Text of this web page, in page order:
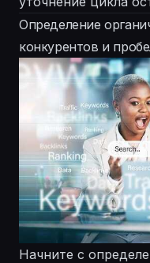
Определение
конкурентов и
Начните с